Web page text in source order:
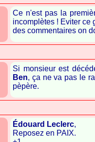
Ce n'est pas la
incomplètes ! Eviter ce
des commentaires on
Si monsieur est
Ben, ça ne va pas le
pèpère.
Édouard Leclerc,
Reposez en PAIX.